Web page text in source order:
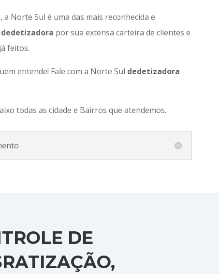
a Norte Sul é uma das mais reconhecida e
dedetizadora por sua extensa carteira de clientes e
feitos.
entende! Fale com a Norte Sul dedetizadora
todas as cidade e Bairros que atendemos.
DE